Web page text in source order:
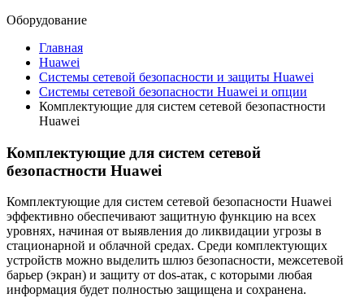
Оборудование
Главная
Huawei
Системы сетевой безопасности и защиты Huawei
Системы сетевой безопасности Huawei и опции
Комплектующие для систем сетевой безопастности
Huawei
Комплектующие для систем сетевой
безопастности Huawei
Комплектующие для систем сетевой безопасности Huawei
эффективно обеспечивают защитную функцию на всех
уровнях, начиная от выявления до ликвидации угрозы в
стационарной и облачной средах. Среди комплектующих
устройств можно выделить шлюз безопасности, межсетевой
барьер (экран) и защиту от dos-атак, с которыми любая
информация будет полностью защищена и сохранена.